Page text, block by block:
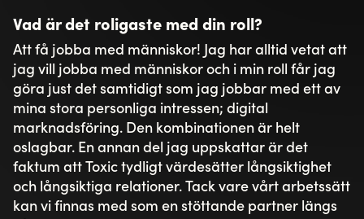
Vad är det roligaste med din roll?
Att få jobba med människor! Jag har alltid vetat att
jag vill jobba med människor och i min roll får jag
göra just det samtidigt som jag jobbar med ett av
mina stora personliga intressen; digital
marknadsföring. Den kombinationen är helt
oslagbar. En annan del jag uppskattar är det
faktum att Toxic tydligt värdesätter långsiktighet
och långsiktiga relationer. Tack vare vårt arbetssätt
kan vi finnas med som en stöttande partner längs